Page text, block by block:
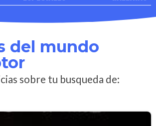
del mundo
sobre tu busqueda de: